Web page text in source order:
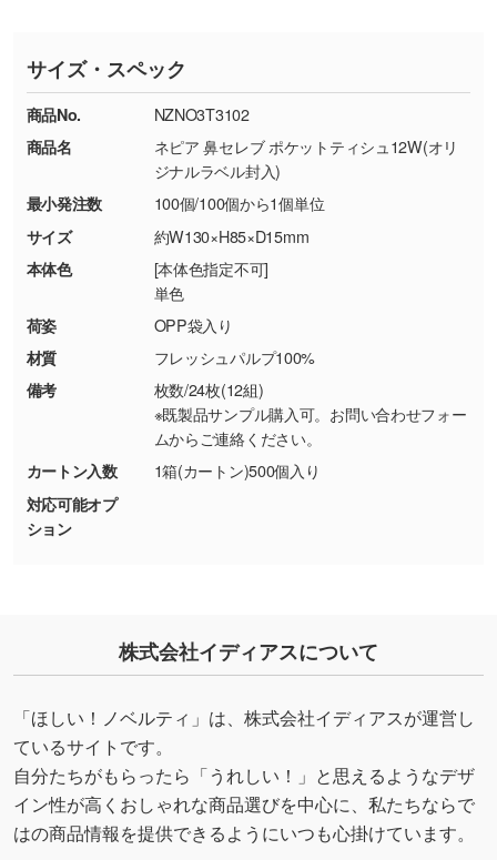
す。→詳しく見る
・コーポレートカラーを使って印刷したい／印
刷色にこだわりがある
DIC・PANTONEなどのカラーチップの指定や、
現物支給による色指定も承っております。→
しく見る
・背景がある画像からキャラクター部分だけを
使いたいです
シンプルな背景のデータや、使いたいキャラク
り抜き処理が可能です。→詳しく見る
・持っているデータの背景が足りない／塗り足
しの作り方が分からない
印刷したいデータが印刷範囲よりも小さい場
合、シンプルな色・柄の背景であれば拡張が可
を生成してほしい
URLをご指定いただければ、QRコードを生成
いたします。配置のご相談にも応じています。
→詳しく見る
※詳しくは「商品の良品基準について
ください。
【返品・交換ができない場合】
・お客様の元で商品を加工された場合、または
商品が破損した場合
・商品到着後7日以上経過している場合
・お客様のご都合による返品・交換依頼(商
品・色・数量などの注文間違い等)
TEL：0422-29-9911 営業時間10:00～
18:00(土日祝日除く)
お問い合わせフォームはこちら
サイズ・スペック
商品No.
NZNO3T3102
商品名
ネピア 鼻セレブ ポケットティシュ12W(オリ
ジナルラベル封入)
最小発注数
100個/100個から1個単位
サイズ
約W130×H85×D15mm
本体色
[本体色指定不可]
単色
荷姿
OPP袋入り
材質
フレッシュパルプ100%
備考
枚数/24枚(12組)
※既製品サンプル購入可。お問い合わせフォー
ムからご連絡ください。
カートン入数
1箱(カートン)500個入り
対応可能オプ
ション
株式会社イディアスについて
「ほしい！ノベルティ」は、株式会社イディアスが運営し
ているサイトです。
自分たちがもらったら「うれしい！」と思えるようなデザ
イン性が高くおしゃれな商品選びを中心に、私たちならで
はの商品情報を提供できるようにいつも心掛けています。